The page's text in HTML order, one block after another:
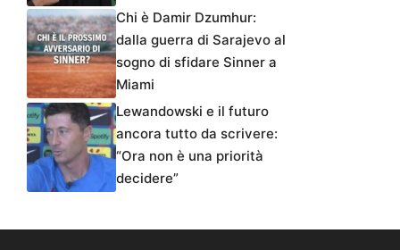
Chi è Damir Dzumhur:
dalla guerra di Sarajevo al
sogno di sfidare Sinner a
Miami
Lewandowski e il futuro
ancora tutto da scrivere:
“Ora non è una priorità
decidere”